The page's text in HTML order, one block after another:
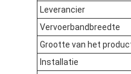
Leverancier
Vervoerbandbreedte
Grootte van het
Installatie